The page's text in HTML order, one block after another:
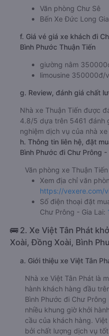
Văn phòng Chư Sê
Bến Xe Đức Long
f. Giá vé giá xe khách đi
Bình Phước Thuận Tiến
giường nằm
limousine 350000đ/
g. Review, đánh giá chất
Nhà xe Thuận Tiến được
4.8/5 dựa trên 5461 đánh
nghiệm dịch vụ của nhà xe
h. Thông tin liên hệ, đặt
Bình Phước đi Chư Prông -
Văn phòng xe Thuận
Xem địa chỉ văn
https://vexere.com/
Số điện thoại đặt
Chư Prông - Gia Lai:
🚌 2. Xe Việt Tân Phát
Xoài, Đồng Xoài, Bình
a. Giới thiệu xe Việt Tân
Nhà xe Việt Tân Phát là
hành khách hàng đầu
Bình Phước đi Chư
nhiều khung giờ khởi
cầu của khách hàng.
bởi chất lượng dịch vụ